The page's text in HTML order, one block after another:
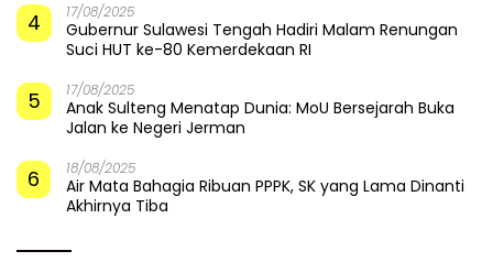
4 17/08/2025
Gubernur Sulawesi Tengah Hadiri Malam Renungan
Suci HUT ke-80 Kemerdekaan RI
5 17/08/2025
Anak Sulteng Menatap Dunia: MoU Bersejarah Buka
Jalan ke Negeri Jerman
6 18/08/2025
Air Mata Bahagia Ribuan PPPK, SK yang Lama Dinanti
Akhirnya Tiba